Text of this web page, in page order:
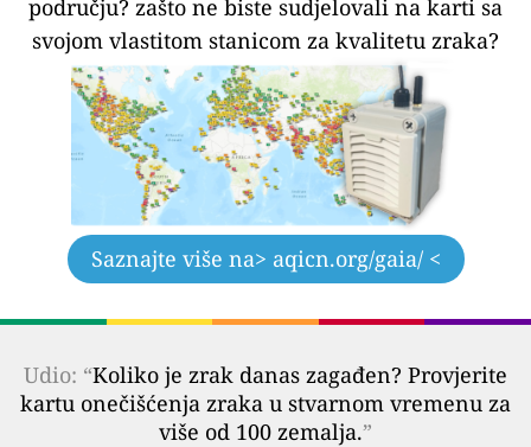
području? zašto ne biste sudjelovali na karti sa
svojom vlastitom stanicom za kvalitetu zraka?
Saznajte više na> aqicn.org/gaia/ <
Udio: “Koliko je zrak danas zagađen? Provjerite
kartu onečišćenja zraka u stvarnom vremenu za
više od 100 zemalja.”